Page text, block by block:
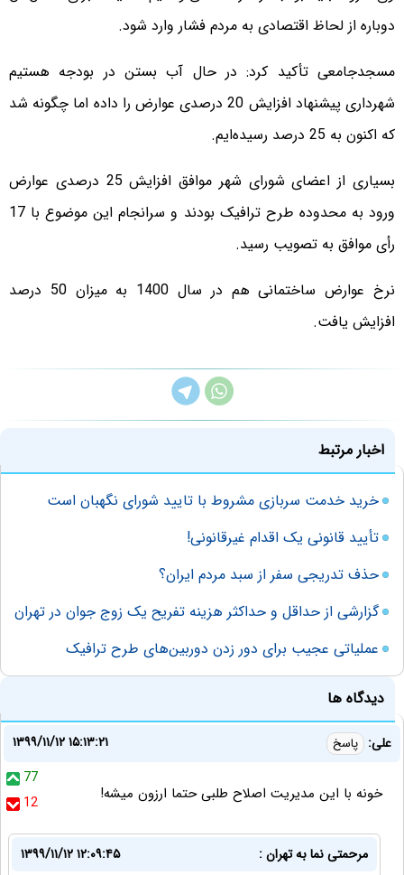
دوباره از لحاظ اقتصادی به مردم فشار وارد شود.
مسجدجامعی تأکید کرد: در حال آب بستن در بودجه هستیم
شهرداری پیشنهاد افزایش 20 درصدی عوارض را داده اما چگونه شد
که اکنون به 25 درصد رسیده‌ایم.
بسیاری از اعضای شورای شهر موافق افزایش 25 درصدی عوارض
ورود به محدوده طرح ترافیک بودند و سرانجام این موضوع با 17
رأی موافق به تصویب رسید.
نرخ عوارض ساختمانی هم در سال 1400 به میزان 50 درصد
افزایش یافت.
اخبار مرتبط
خرید خدمت سربازی مشروط با تایید شورای نگهبان است
تأیید قانونی یک اقدام غیرقانونی!
حذف تدریجی سفر از سبد مردم ایران؟
گزارشی از حداقل و حداکثر هزینه تفریح یک زوج جوان در تهران
عملیاتی عجیب برای دور زدن دوربین‌های طرح ترافیک
دیدگاه ها
علی: پاسخ
۱۳۹۹/۱۱/۱۲ ۱۵:۱۳:۲۱
77
12
خونه با این مدیریت اصلاح طلبی حتما ارزون میشه!
مرحمتی نما به تهران :
۱۳۹۹/۱۱/۱۲ ۱۲:۰۹:۴۵